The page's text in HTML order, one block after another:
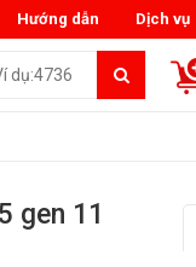
Dịch vụ
Hướng dẫn
gen 11